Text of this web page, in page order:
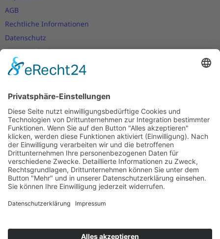
AGB
Rechtliche Informationen
Datenschutz
Nutzungsbedingungen
Versand- und Zahlungsbedingungen
Cookie-Einstellungen
Newsletter
Verpassen Sie keine Neuigkeiten,
Angebote und Gutscheine!
Jetzt anmelden und10 EUR Gutscheinsichern!
Abmeldung jederzeit möglich.